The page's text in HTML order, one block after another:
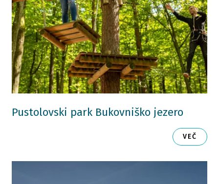
Pustolovski park Bukovniško jezero
VEČ